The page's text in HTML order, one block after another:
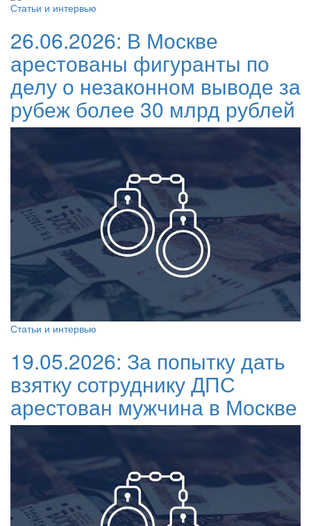
Статьи и интервью
26.06.2026: В Москве
арестованы фигуранты по
делу о незаконном выводе за
рубеж более 30 млрд рублей
Статьи и интервью
19.05.2026: За попытку дать
взятку сотруднику ДПС
арестован мужчина в Москве